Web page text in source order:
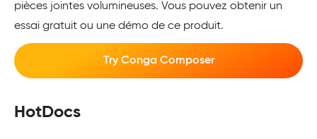
pièces jointes volumineuses. Vous pouvez obtenir un
essai gratuit ou une démo de ce produit.
Try Conga Composer
HotDocs